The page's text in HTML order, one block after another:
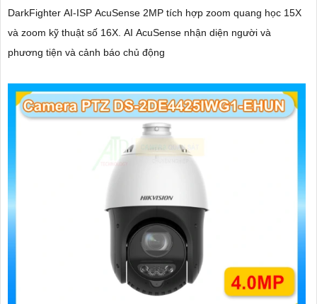
DarkFighter AI-ISP AcuSense 2MP tích hợp zoom quang học 15X
và zoom kỹ thuật số 16X. AI AcuSense nhận diện người và
phương tiện và cảnh báo chủ động